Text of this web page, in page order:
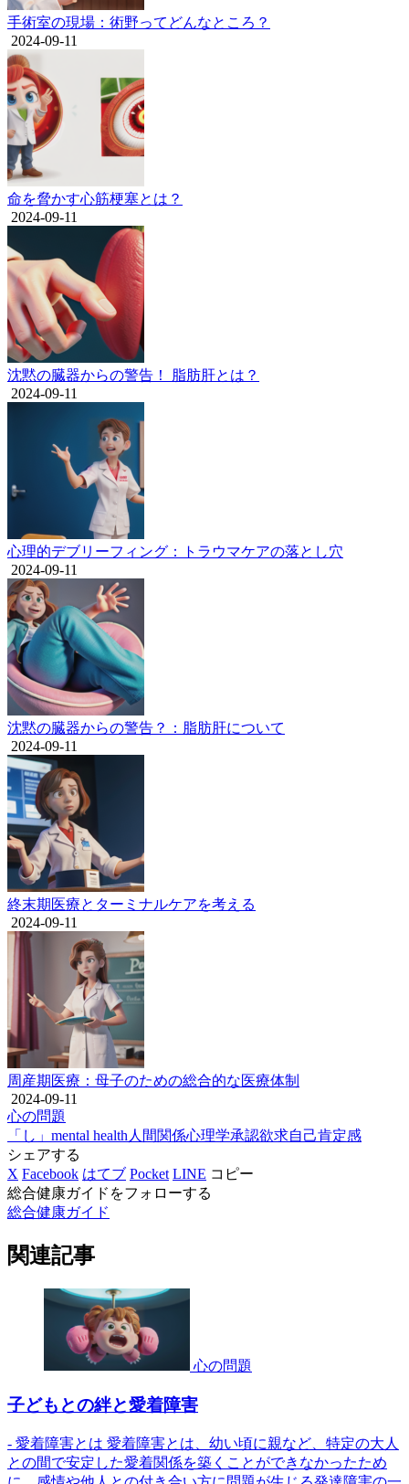
手術室の現場：術野ってどんなところ？
2024-09-11
命を脅かす心筋梗塞とは？
2024-09-11
沈黙の臓器からの警告！ 脂肪肝とは？
2024-09-11
心理的デブリーフィング：トラウマケアの落とし穴
2024-09-11
沈黙の臓器からの警告？：脂肪肝について
2024-09-11
終末期医療とターミナルケアを考える
2024-09-11
周産期医療：母子のための総合的な医療体制
2024-09-11
心の問題
「し」 mental health 人間関係心理学承認欲求自己肯定感
シェアする
X Facebook はてブ Pocket LINE コピー
総合健康ガイドをフォローする
総合健康ガイド
関連記事
心の問題
子どもとの絆と愛着障害
- 愛着障害とは 愛着障害とは、幼い頃に親など、特定の大人
との間で安定した愛着関係を築くことができなかったため